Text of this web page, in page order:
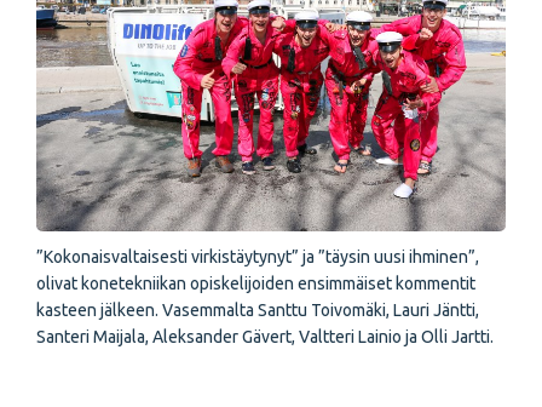
”Kokonaisvaltaisesti virkistäytynyt” ja ”täysin uusi ihminen”,
olivat konetekniikan opiskelijoiden ensimmäiset kommentit
kasteen jälkeen. Vasemmalta Santtu Toivomäki, Lauri Jäntti,
Santeri Maijala, Aleksander Gävert, Valtteri Lainio ja Olli Jartti.